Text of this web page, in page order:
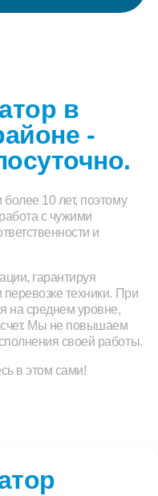
в
-
10 лет, поэтому
с чужими
и
гарантируя
техники. При
на среднем уровне,
Мы не повышаем
своей работы.
в этом сами!